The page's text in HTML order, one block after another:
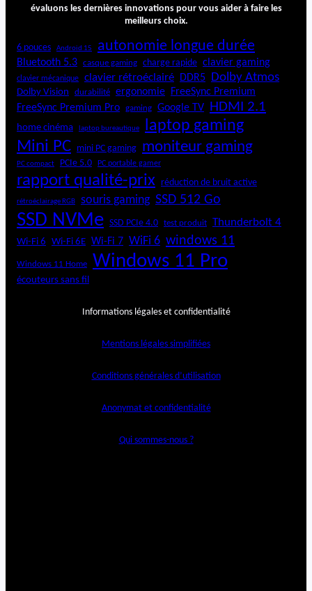
évaluons les dernières innovations pour vous aider à faire les
meilleurs choix.
6 pouces Android 15 autonomie longue durée
Bluetooth 5.3 casque gaming charge rapide clavier gaming
clavier mécanique clavier rétroéclairé DDR5 Dolby Atmos
Dolby Vision durabilité ergonomie
FreeSync Premium
FreeSync Premium Pro
gaming Google TV HDMI 2.1
home cinéma laptop bureautique laptop gaming
Mini PC mini PC gaming moniteur gaming
PC compact PCIe 5.0 PC portable gamer
rapport qualité-prix réduction de bruit active
rétroéclairage RGB souris gaming SSD 512 Go
SSD NVMe SSD PCIe 4.0 test produit Thunderbolt 4
Wi-Fi 6 Wi-Fi 6E Wi-Fi 7 WiFi 6 windows 11
Windows 11 Home Windows 11 Pro
écouteurs sans fil
Informations légales et confidentialité
Mentions légales simplifiées
Conditions générales d’utilisation
Anonymat et confidentialité
Qui sommes-nous ?